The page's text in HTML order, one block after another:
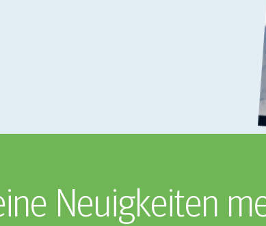
Neuigkeiten